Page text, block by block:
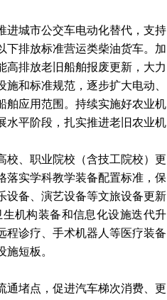
城市公交车电动化替代，支持
下排放标准营运类柴油货车。加
高排放老旧船舶报废更新，大力
和标准规范，逐步扩大电动、
舶应用范围。持续实施好农业机
水平阶段，扎实推进老旧农业机
、职业院校（含技工院校）更
落实学科教学装备配置标准，保
设备、演艺设备等文旅设备更新
机构装备和信息化设施迭代升
程诊疗、手术机器人等医疗装备
短板。
堵点，促进汽车梯次消费、更